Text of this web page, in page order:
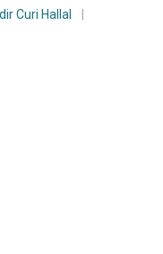
Curi Hallal